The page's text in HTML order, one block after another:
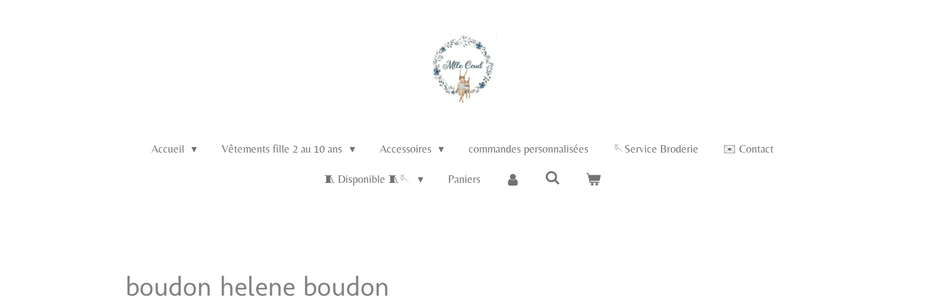
Accueil Vêtements fille 2 au 10 ans Accessoires commandes personnalisées 🪡Service Broderie ✉️ Contact
🧵 Disponible 🧵🪡 Paniers
boudon helene boudon